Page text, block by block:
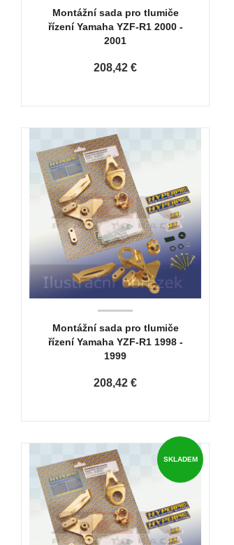
Montážní sada pro tlumiče
řízení Yamaha YZF-R1 2000 -
2001
208,42 €
Montážní sada pro tlumiče
řízení Yamaha YZF-R1 1998 -
1999
208,42 €
SKLADEM